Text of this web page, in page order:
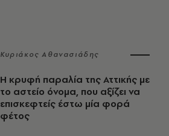
Κυριάκος Αθανασιάδης
Η κρυφή παραλία της Αττικής με
το αστείο όνομα, που αξίζει να
επισκεφτείς έστω μία φορά
φέτος